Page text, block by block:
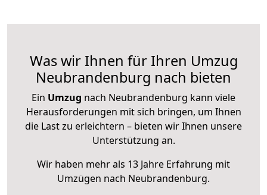
Was wir Ihnen für Ihren Umzug
Neubrandenburg nach bieten
Ein Umzug nach Neubrandenburg kann viele
Herausforderungen mit sich bringen, um Ihnen
die Last zu erleichtern – bieten wir Ihnen unsere
Unterstützung an.
Wir haben mehr als 13 Jahre Erfahrung mit
Umzügen nach Neubrandenburg.